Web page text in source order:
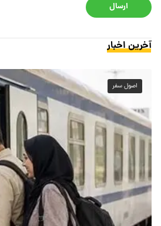
ارسال
آخرین اخبار
اصول سفر